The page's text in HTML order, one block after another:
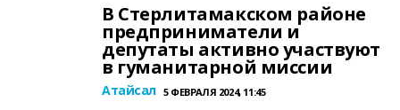
В Стерлитамакском районе
предприниматели и
депутаты активно участвуют
в гуманитарной миссии
Атайсал 5 ФЕВРАЛЯ 2024, 11:45